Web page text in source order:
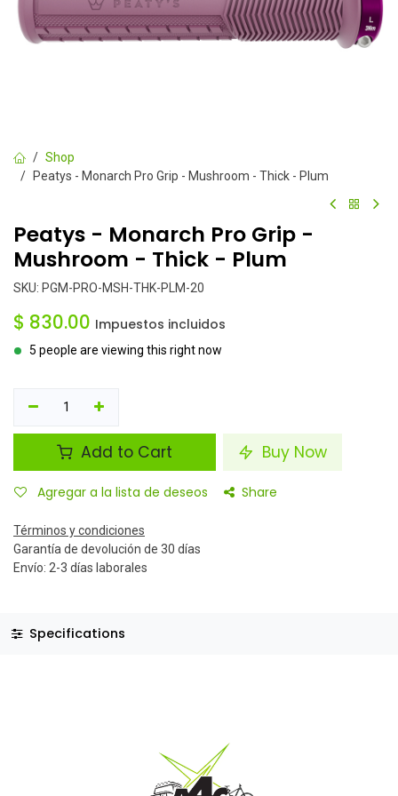
Shop
Peatys - Monarch Pro Grip - Mushroom - Thick - Plum
Peatys - Monarch Pro Grip -
Mushroom - Thick - Plum
SKU: PGM-PRO-MSH-THK-PLM-20
$ 830.00 Impuestos incluidos
5 people are viewing this right now
Add to Cart Buy Now
Agregar a la lista de deseos Share
Términos y condiciones
Garantía de devolución de 30 días
Envío: 2-3 días laborales
Specifications